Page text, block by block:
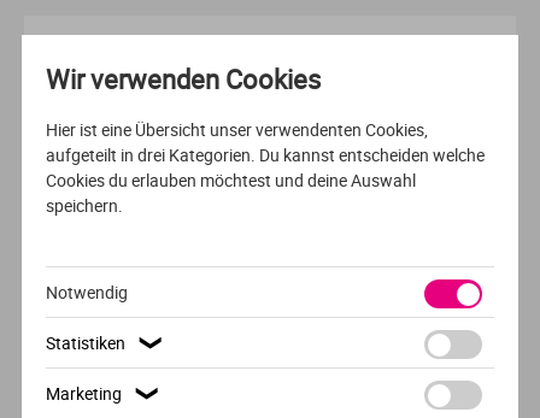
Sozial- Gesundheits- & Public Management
MCI | Die Unternehmerische Hochschule®
DUALES / AUSBILDUNGSBEGLEITENDES STUDIUM
/BERUFSBEGLEITEND
AUSFÜHRLICHES PROFIL
Wir verwenden Cookies
Hier ist eine Übersicht unser verwendenten Cookies,
aufgeteilt in drei Kategorien. Du kannst entscheiden welche
Cookies du erlauben möchtest und deine Auswahl
speichern.
Notwendig
Statistiken ❯
Marketing ❯